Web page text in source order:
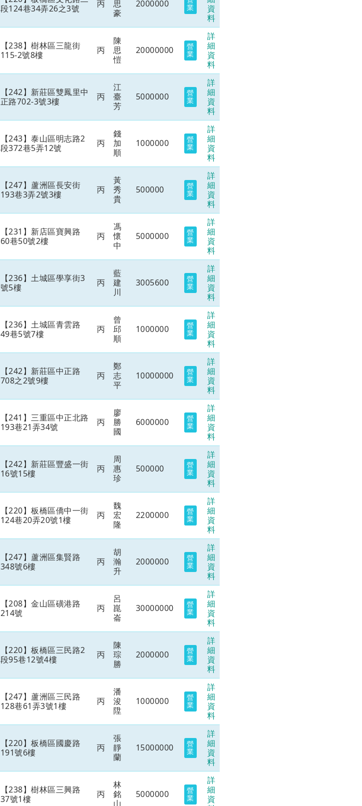
段124巷34弄26之3號
丙
思
豪
2000000 業
資
料
【238】樹林區三龍街
115-2號8樓
丙
陳
思
愷
20000000 營
業
詳
細
資
料
【242】新莊區雙鳳里中
正路702-3號3樓
丙
江
臺
芳
5000000 營
業
詳
細
資
料
【243】泰山區明志路2
段372巷5弄12號
丙
錢
加
順
1000000 營
業
詳
細
資
料
【247】蘆洲區長安街
193巷3弄2號3樓
丙
黃
秀
貴
500000 營
業
詳
細
資
料
【231】新店區寶興路
60巷50號2樓
丙
馮
懷
中
5000000 營
業
詳
細
資
料
【236】土城區學享街3
號5樓
丙
藍
建
川
3005600 營
業
詳
細
資
料
【236】土城區青雲路
49巷5號7樓
丙
曾
邱
順
1000000 營
業
詳
細
資
料
【242】新莊區中正路
708之2號9樓
丙
鄭
志
平
10000000 營
業
詳
細
資
料
【241】三重區中正北路
193巷21弄34號
丙
廖
勝
國
6000000 營
業
詳
細
資
料
【242】新莊區豐盛一街
16號15樓
丙
周
惠
珍
500000 營
業
詳
細
資
料
【220】板橋區僑中一街
124巷20弄20號1樓
丙
魏
宏
隆
2200000 營
業
詳
細
資
料
【247】蘆洲區集賢路
348號6樓
丙
胡
瀚
升
2000000 營
業
詳
細
資
料
【208】金山區磺港路
214號
丙
呂
崑
崙
30000000 營
業
詳
細
資
料
【220】板橋區三民路2
段95巷12號4樓
丙
陳
琮
勝
2000000 營
業
詳
細
資
料
【247】蘆洲區三民路
128巷61弄3號1樓
丙
潘
浚
陞
1000000 營
業
詳
細
資
料
【220】板橋區國慶路
191號6樓
丙
張
靜
蘭
15000000 營
業
詳
細
資
料
【238】樹林區三興路
37號1樓
丙
林
銘
5000000 營
業
詳
細
資